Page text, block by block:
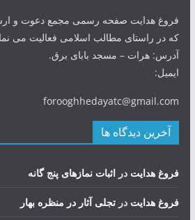
فروغ هدایت صفحه رسمی مجمع دعوت و
که در راستای مطالب اسلامی فعالیت می
آدرس: هرات – مسجد بابای برق.
ایمیل:
forooghhedayatc@gmail.com
آخرین دیدگاه ها
فروغ هدایت در اثبات نمازهای پنج گانه
فروغ هدایت در تجلی آثار در منظره بهار